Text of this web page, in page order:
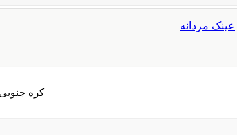
عینک مردانه
کره جنوبی